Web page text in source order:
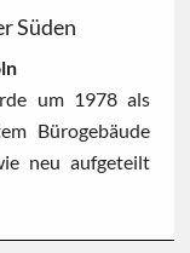
Süden
um 1978 als
Bürogebäude
neu aufgeteilt